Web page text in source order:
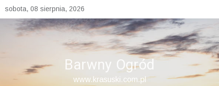
Skip
to
content
sobota, 08 sierpnia, 2026
Barwny Ogród
www.krasuski.com.pl